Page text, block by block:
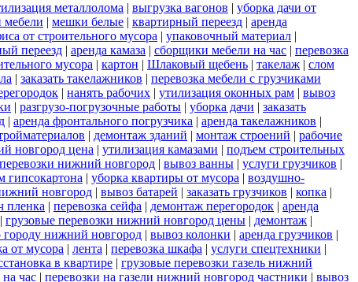
металлолома | выгрузка вагонов | уборка дачи от
мебели | мешки белые | квартирный переезд | аренда
от строительного мусора | упаковочный материал |
переезд | аренда камаза | сборщики мебели на час | перевозка
мусора | картон | Шлаковый щебень | такелаж | слом
| заказать такелажников | перевозка мебели с грузчиками
| нанять рабочих | утилизация оконных рам | вывоз
| разгрузо-погрузочные работы | уборка дачи | заказать
| аренда фронтального погрузчика | аренда такелажников |
| демонтаж зданий | монтаж строений | рабочие
новгород цена | утилизация камазами | подъем строительных
перевозки нижний новгород | вывоз ванны | услуги грузчиков |
гипсокартона | уборка квартиры от мусора | воздушно-
новгород | вывоз батарей | заказать грузчиков | копка |
пленка | перевозка сейфа | демонтаж перегородок | аренда
| грузовые перевозки нижний новгород цены | демонтаж |
городу нижний новгород | вывоз колонки | аренда грузчиков |
от мусора | лента | перевозка шкафа | услуги спецтехники |
в квартире | грузовые перевозки газель нижний
час | перевозки на газели нижний новгород частники | вывоз